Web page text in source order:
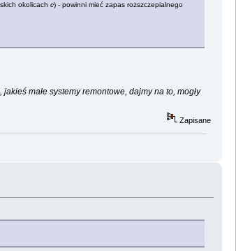
okolicach c) - powinni mieć zapas rozszczepialnego
małe systemy remontowe, dajmy na to, mogły
Zapisane